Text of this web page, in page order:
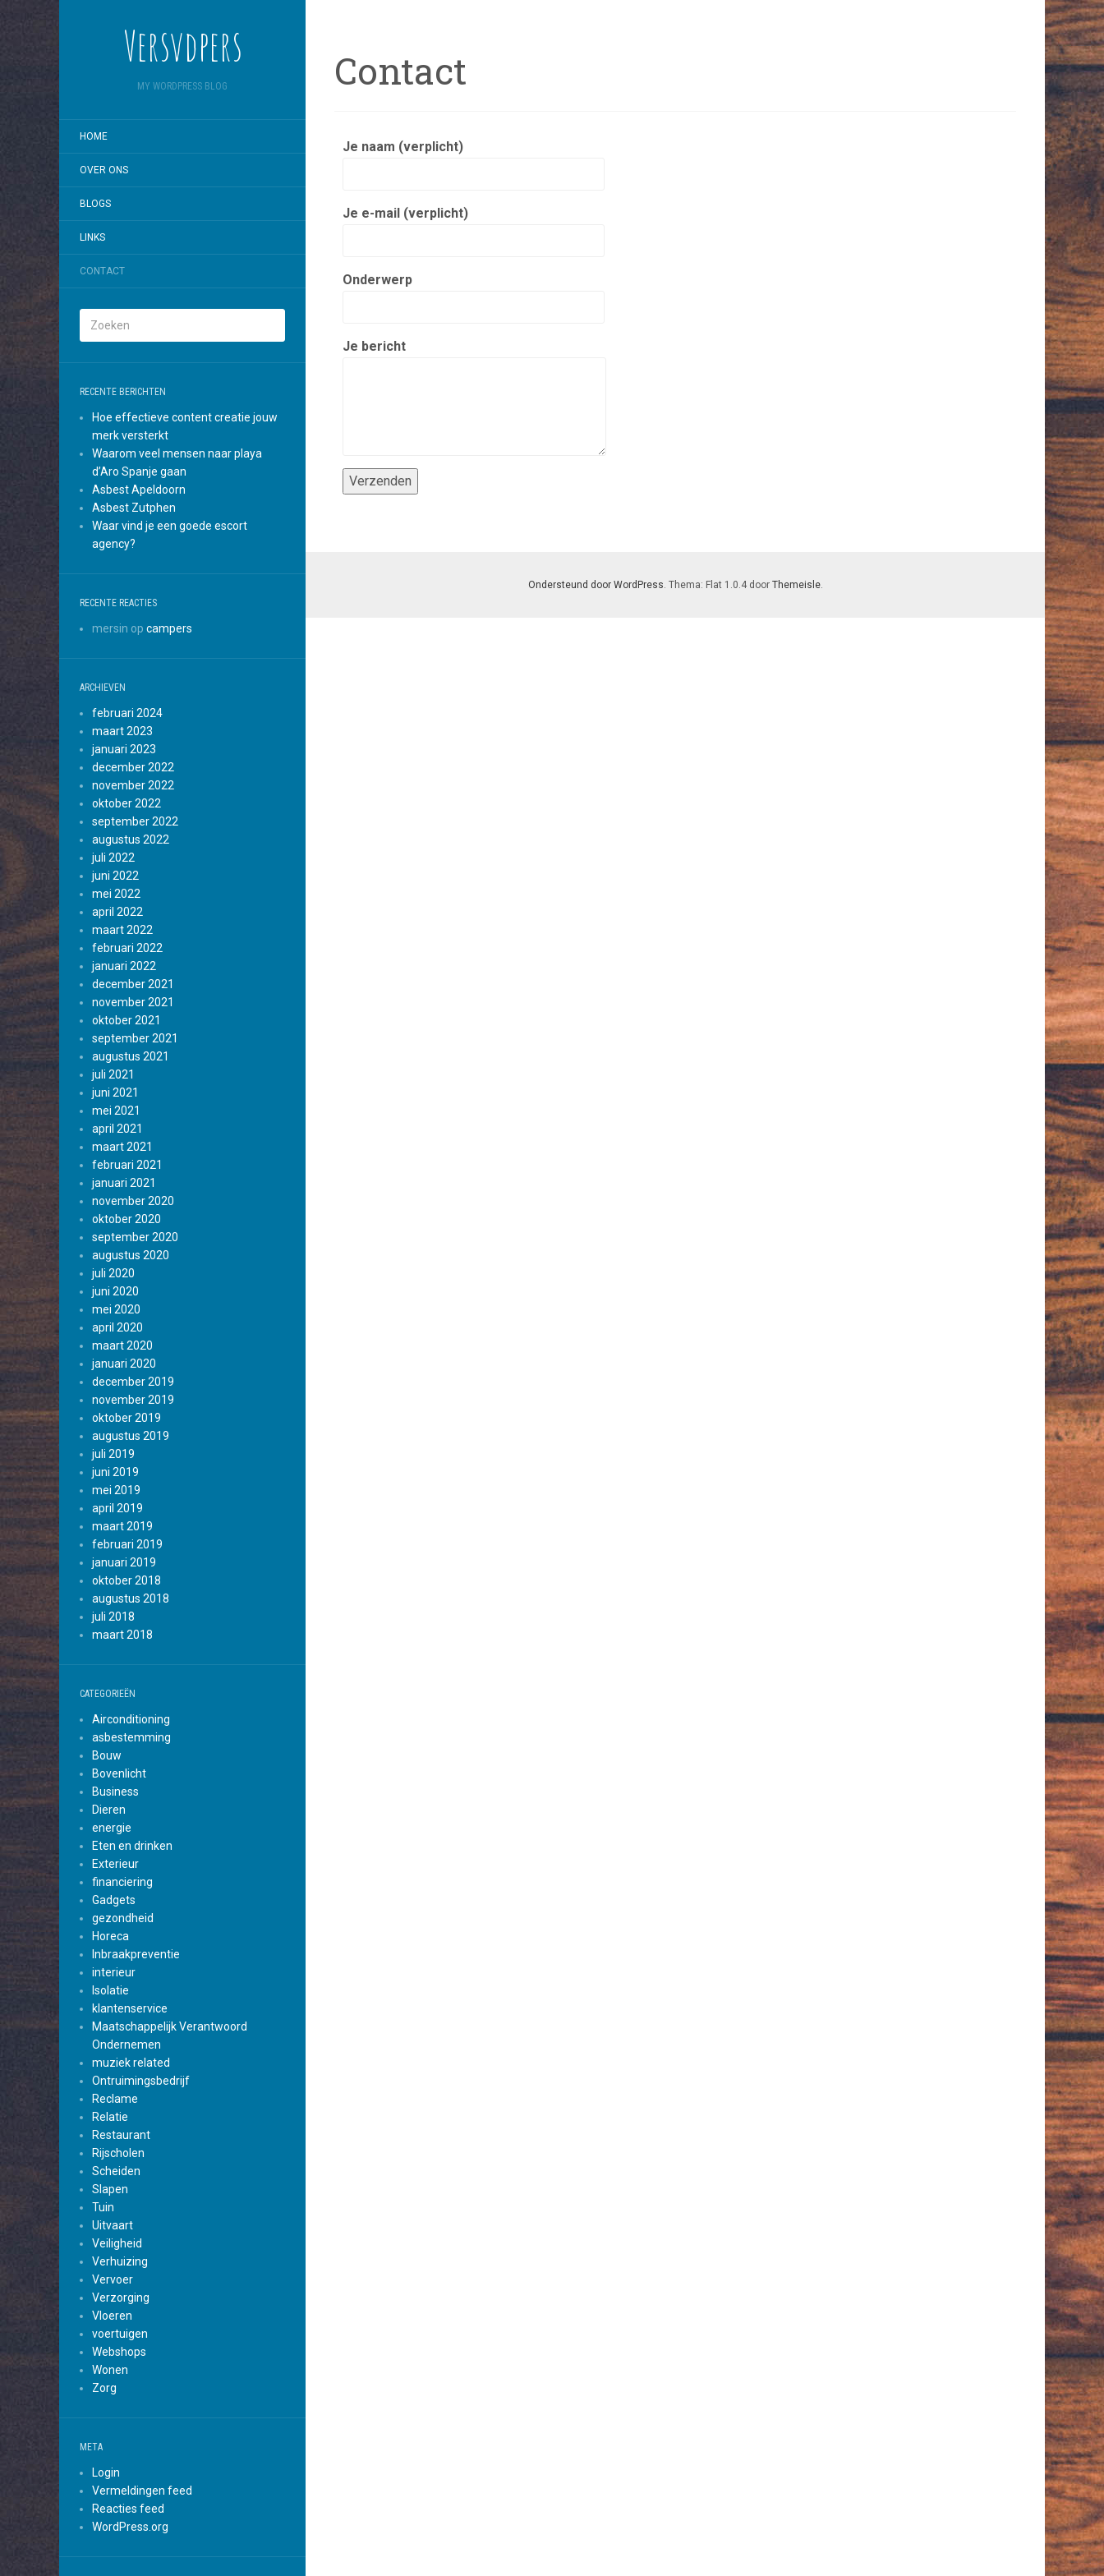
Versvdpers
MY WORDPRESS BLOG
HOME
OVER ONS
BLOGS
LINKS
CONTACT
RECENTE BERICHTEN
Hoe effectieve content creatie jouw
merk versterkt
Waarom veel mensen naar playa
d’Aro Spanje gaan
Asbest Apeldoorn
Asbest Zutphen
Waar vind je een goede escort
agency?
RECENTE REACTIES
mersin op campers
ARCHIEVEN
februari 2024
maart 2023
januari 2023
december 2022
november 2022
oktober 2022
september 2022
augustus 2022
juli 2022
juni 2022
mei 2022
april 2022
maart 2022
februari 2022
januari 2022
december 2021
november 2021
oktober 2021
september 2021
augustus 2021
juli 2021
juni 2021
mei 2021
april 2021
maart 2021
februari 2021
januari 2021
november 2020
oktober 2020
september 2020
augustus 2020
juli 2020
juni 2020
mei 2020
april 2020
maart 2020
januari 2020
december 2019
november 2019
oktober 2019
augustus 2019
juli 2019
juni 2019
mei 2019
april 2019
maart 2019
februari 2019
januari 2019
oktober 2018
augustus 2018
juli 2018
maart 2018
CATEGORIEËN
Airconditioning
asbestemming
Bouw
Bovenlicht
Business
Dieren
energie
Eten en drinken
Exterieur
financiering
Gadgets
gezondheid
Horeca
Inbraakpreventie
interieur
Isolatie
klantenservice
Maatschappelijk Verantwoord
Ondernemen
muziek related
Ontruimingsbedrijf
Reclame
Relatie
Restaurant
Rijscholen
Scheiden
Slapen
Tuin
Uitvaart
Veiligheid
Verhuizing
Vervoer
Verzorging
Vloeren
voertuigen
Webshops
Wonen
Zorg
META
Login
Vermeldingen feed
Reacties feed
WordPress.org
Contact
Je naam (verplicht)
Je e-mail (verplicht)
Onderwerp
Je bericht
Ondersteund door WordPress. Thema: Flat 1.0.4 door Themeisle.